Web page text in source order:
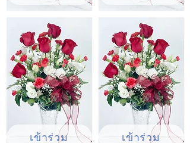
เข้าร่วม เข้าร่วม